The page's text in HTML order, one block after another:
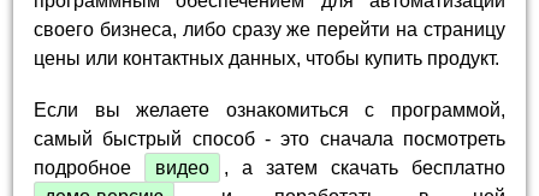
своего бизнеса, либо сразу же перейти на страницу
цены или контактных данных, чтобы купить продукт.
Если вы желаете ознакомиться с программой,
самый быстрый способ - это сначала посмотреть
подробное
видео
, а затем скачать бесплатно